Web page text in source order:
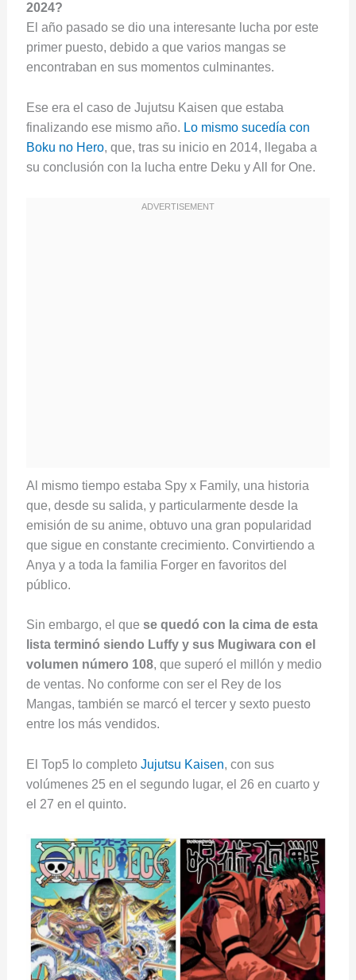
2024?
El año pasado se dio una interesante lucha por este
primer puesto, debido a que varios mangas se
encontraban en sus momentos culminantes.
Ese era el caso de Jujutsu Kaisen que estaba
finalizando ese mismo año. Lo mismo sucedía con
Boku no Hero, que, tras su inicio en 2014, llegaba a
su conclusión con la lucha entre Deku y All for One.
Al mismo tiempo estaba Spy x Family, una historia
que, desde su salida, y particularmente desde la
emisión de su anime, obtuvo una gran popularidad
que sigue en constante crecimiento. Convirtiendo a
Anya y a toda la familia Forger en favoritos del
público.
Sin embargo, el que se quedó con la cima de esta
lista terminó siendo Luffy y sus Mugiwara con el
volumen número 108, que superó el millón y medio
de ventas. No conforme con ser el Rey de los
Mangas, también se marcó el tercer y sexto puesto
entre los más vendidos.
El Top5 lo completo Jujutsu Kaisen, con sus
volúmenes 25 en el segundo lugar, el 26 en cuarto y
el 27 en el quinto.